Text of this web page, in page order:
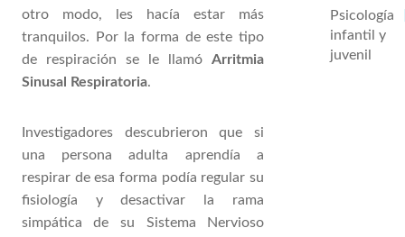
otro modo, les hacía estar más
tranquilos. Por la forma de este tipo
de respiración se le llamóArritmia
Sinusal Respiratoria.
Investigadores descubrieron que si
una persona adulta aprendía a
respirar de esa forma podía regular su
fisiología y desactivar la rama
simpática de su Sistema Nervioso
Psicología
infantil y
juvenil